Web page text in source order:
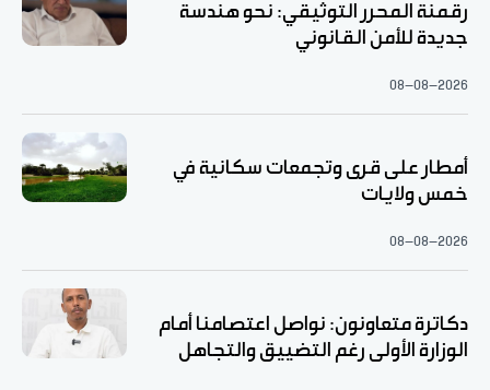
رقمنة المحرر التوثيقي: نحو هندسة
جديدة للأمن القانوني
08-08-2026
أمطار على قرى وتجمعات سكانية في
خمس ولايات
08-08-2026
دكاترة متعاونون: نواصل اعتصامنا أمام
الوزارة الأولى رغم التضييق والتجاهل